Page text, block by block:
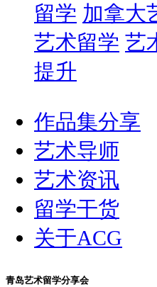
留学 加拿大
艺术留学 艺
提升
作品集分享
艺术导师
艺术资讯
留学干货
关于ACG
青岛艺术留学分享会